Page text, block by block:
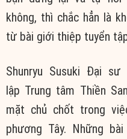
không, thì chắc hẳn là
từ bài giới thiệp tuyển
Shunryu Susuki Đại
lập Trung tâm Thiền
mặt chủ chốt trong
phương Tây. Những